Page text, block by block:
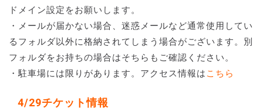
ドメイン設定をお願いします。
・メールが届かない場合、迷惑メールなど通常使用してい
るフォルダ以外に格納されてしまう場合がございます。別
フォルダをお持ちの場合はそちらもご確認ください。
・駐車場には限りがあります。アクセス情報は こちら
4/29チケット情報